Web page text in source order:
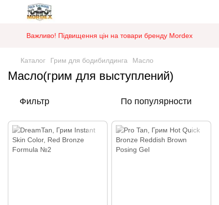
Важливо! Підвищення цін на товари бренду Mordex
Каталог Грим для бодибилдинга Масло
Масло(грим для выступлений)
Фильтр По популярности